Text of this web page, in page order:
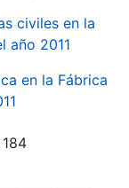
civiles en la
año 2011
en la Fábrica